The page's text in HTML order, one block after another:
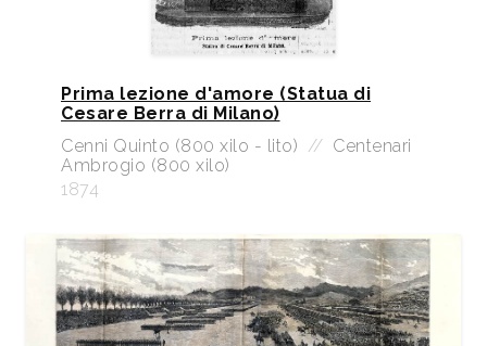
Prima lezione d'amore (Statua di
Cesare Berra di Milano)
Cenni Quinto (800 xilo - lito) // Centenari
Ambrogio (800 xilo)
1874